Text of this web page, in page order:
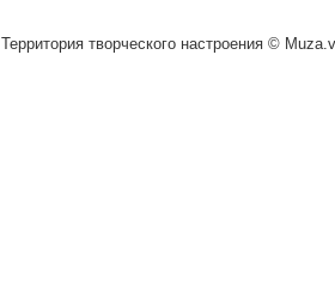
Территория творческого настроения ©